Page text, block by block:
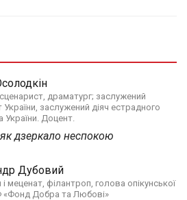
драматург; заслужений
України, заслужений діяч естрадного
України. Доцент.
дзеркало неспокою
Дубовий
і меценат, філантроп, голова опікунської
Добра та Любові»